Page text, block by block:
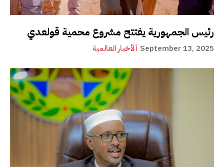
رئيس الجمهورية يفتتح مشروع محمية قولعدي
ألأخبار العالمية September 13, 2025